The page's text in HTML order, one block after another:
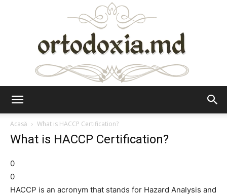
Acasă
What is HACCP Certification?
What is HACCP Certification?
0
0
HACCP is an acronym that stands for Hazard Analysis and